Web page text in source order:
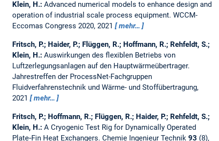
Klein, H.: Advanced numerical models to enhance design and
operation of industrial scale process equipment. WCCM-
Eccomas Congress 2020, 2021
mehr…
Fritsch, P.; Haider, P.; Flüggen, R.; Hoffmann, R.; Rehfeldt, S.;
Klein, H.: Auswirkungen des flexiblen Betriebs von
Luftzerlegungsanlagen auf den Hauptwärmeübertrager.
Jahrestreffen der ProcessNet-Fachgruppen
Fluidverfahrenstechnik und Wärme- und Stoffübertragung,
2021
mehr…
Fritsch, P.; Hoffmann, R.; Flüggen, R.; Haider, P.; Rehfeldt, S.;
Klein, H.: A Cryogenic Test Rig for Dynamically Operated
Plate‐Fin Heat Exchangers. Chemie Ingenieur Technik 93 (8),